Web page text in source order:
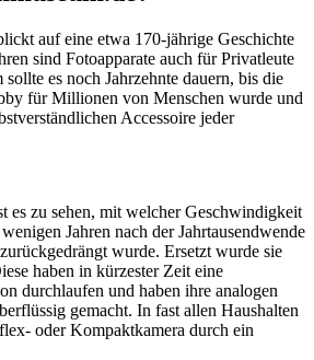
auf eine etwa 170-jährige Geschichte
sind Fotoapparate auch für Privatleute
es noch Jahrzehnte dauern, bis die
für Millionen von Menschen wurde und
Accessoire jeder
es zu sehen, mit welcher Geschwindigkeit
Jahren nach der Jahrtausendwende
wurde. Ersetzt wurde sie
haben in kürzester Zeit eine
durchlaufen und haben ihre analogen
gemacht. In fast allen Haushalten
oder Kompaktkamera durch ein